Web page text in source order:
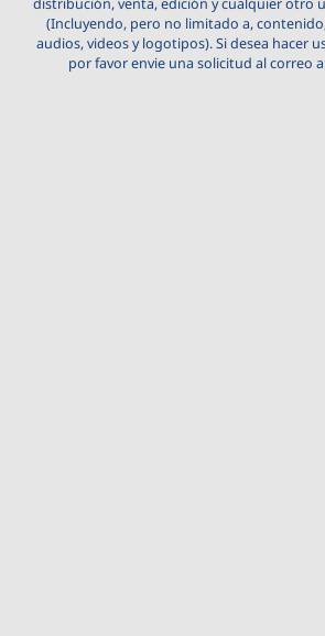
distribución, venta, edición y cualquier otro
(Incluyendo, pero no limitado a,
audios, videos y logotipos). Si desea hacer
por favor envie una solicitud al correo